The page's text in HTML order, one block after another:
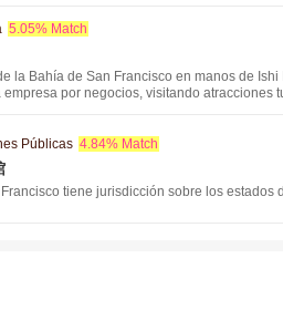
5.05% Match
la Bahía de San Francisco en manos de
por negocios, visitando
Públicas 4.84% Match
tiene jurisdicción sobre los estados